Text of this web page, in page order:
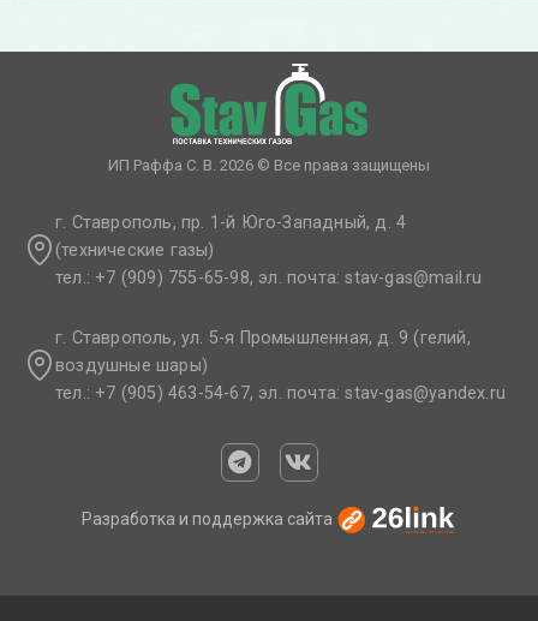
ИП Раффа С. В. 2026 © Все права защищены
г. Ставрополь, пр. 1-й Юго-Западный, д. 4
(технические газы)
тел.: +7 (909) 755-65-98, эл. почта: stav-gas@mail.ru​
г. Ставрополь, ул. 5-я Промышленная, д. 9 (гелий,
воздушные шары)
тел.: +7 (905) 463-54-67, эл. почта: stav-gas@yandex.ru​
Разработка и поддержка сайта